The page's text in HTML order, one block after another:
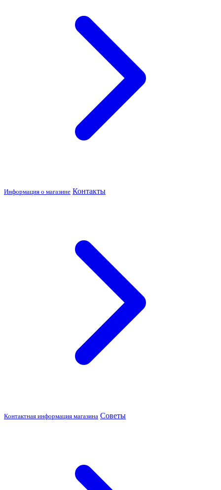
Информация о магазине Контакты
Контактная информация магазина Советы